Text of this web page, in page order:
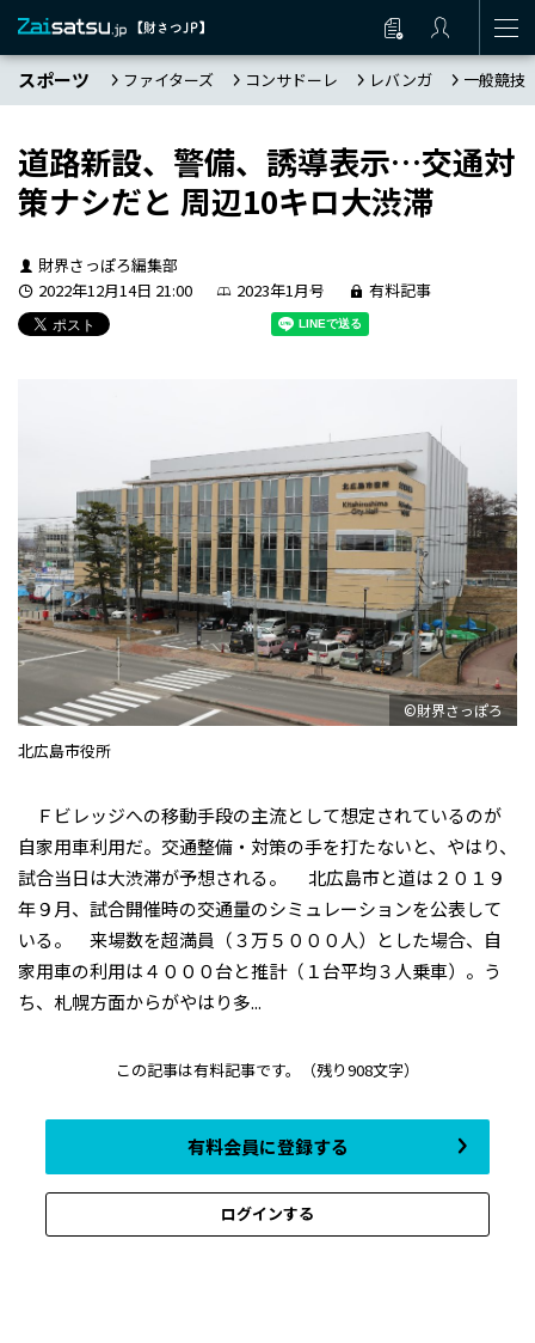
スポーツ ファイターズ コンサドーレ レバンガ 一般競技
道路新設、警備、誘導表示…交通対
策ナシだと 周辺10キロ大渋滞
財界さっぽろ編集部
2022年12月14日 21:00
2023年1月号 有料記事
©財界さっぽろ
北広島市役所
Ｆビレッジへの移動手段の主流として想定されているのが
自家用車利用だ。交通整備・対策の手を打たないと、やはり、
試合当日は大渋滞が予想される。 北広島市と道は２０１９
年９月、試合開催時の交通量のシミュレーションを公表して
いる。 来場数を超満員（３万５０００人）とした場合、自
家用車の利用は４０００台と推計（１台平均３人乗車）。う
ち、札幌方面からがやはり多...
この記事は有料記事です。 （残り908文字）
有料会員に登録する
ログインする